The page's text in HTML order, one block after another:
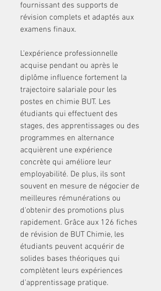
fournissant des supports de
révision complets et adaptés aux
examens finaux.
L'expérience professionnelle
acquise pendant ou après le
diplôme influence fortement la
trajectoire salariale pour les
postes en chimie BUT. Les
étudiants qui effectuent des
stages, des apprentissages ou des
programmes en alternance
acquièrent une expérience
concrète qui améliore leur
employabilité. De plus, ils sont
souvent en mesure de négocier de
meilleures rémunérations ou
d'obtenir des promotions plus
rapidement. Grâce aux 126 fiches
de révision de BUT Chimie, les
étudiants peuvent acquérir de
solides bases théoriques qui
complètent leurs expériences
d'apprentissage pratique.